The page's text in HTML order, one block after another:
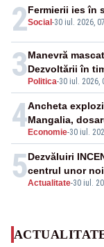
2Social -30 iul. 2026,
Fermierii ies în
3 Politica-30 iul. 2026,
Manevră
Dezvoltării în
4 Economie-30 iul.
Ancheta
Mangalia,
5Actualitate-30 iul.
Dezvăluiri
centrul unor